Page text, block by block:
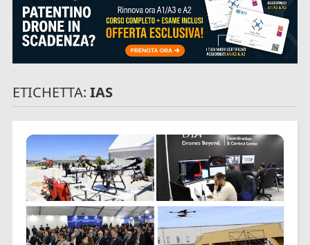
ETICHETTA:IAS